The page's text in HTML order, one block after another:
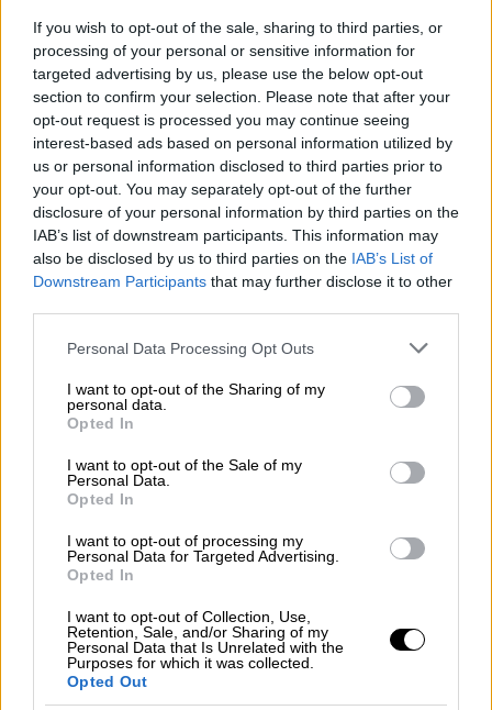
If you wish to opt-out of the sale, sharing to third parties, or
processing of your personal or sensitive information for
targeted advertising by us, please use the below opt-out
section to confirm your selection. Please note that after your
opt-out request is processed you may continue seeing
interest-based ads based on personal information utilized by
us or personal information disclosed to third parties prior to
your opt-out. You may separately opt-out of the further
disclosure of your personal information by third parties on the
IAB’s list of downstream participants. This information may
also be disclosed by us to third parties on the IAB’s List of
Downstream Participants that may further disclose it to other
Please note that this website/app uses one or more Google
not limited to your visit or usage behaviour. You may click to
grant or deny consent to Google and its third-party tags to
use your data for below specified purposes in below Google
consent section.
Personal Data Processing Opt Outs
I want to opt-out of the Sharing of my
personal data.
Opted In
I want to opt-out of the Sale of my
Personal Data.
Opted In
I want to opt-out of processing my
Personal Data for Targeted Advertising.
Opted In
I want to opt-out of Collection, Use,
Retention, Sale, and/or Sharing of my
Personal Data that Is Unrelated with the
Purposes for which it was collected.
Opted Out
κέντρα και μας έχουν προτείνει και οι
ειδικοί έχει να κάνει συνολικά με το κομμάτι
της διασκέδασης. Άρα εκεί πέρα θα γίνει μία
συζήτηση τη Δευτέρα να ορίσουμε ποιο είναι
το πρόβλημα. Οι χώροι υπερμετάδοσης κατά
βάση δεν είναι οι χώροι της τυπικής
εστίασης. Είναι οι χώροι που υπάρχει
περισσότερη παρουσία διασκέδασης, δηλαδή
η βραδινή διασκέδαση. Αλλά προς αυτή την
κατεύθυνση δεν μπορώ να σας πω γιατί δεν
είναιείτε με την εφαρμογή ωραρίου, είτε με
την εφαρμογή άλλων μέτρων όπως υπήρξαν
πχ όρθιας διασκέδασης
αναζητήσουμε. Εκεί είναι η κατεύθυνση.
Αυτό θα το προσδιορίσουμε τη Δευτέρα».
«Πιστεύουμε ότι θα είναι ήπιες
παρεμβάσεις. Αντιλαμβάνομαι ότι είναι ένας
προσπαθούμε οι παρεμβάσεις να γίνουν σε
χρονικό πλαίσιοπου κατά βάση είναι το
ανώδυνο», συμπλήρωσε.